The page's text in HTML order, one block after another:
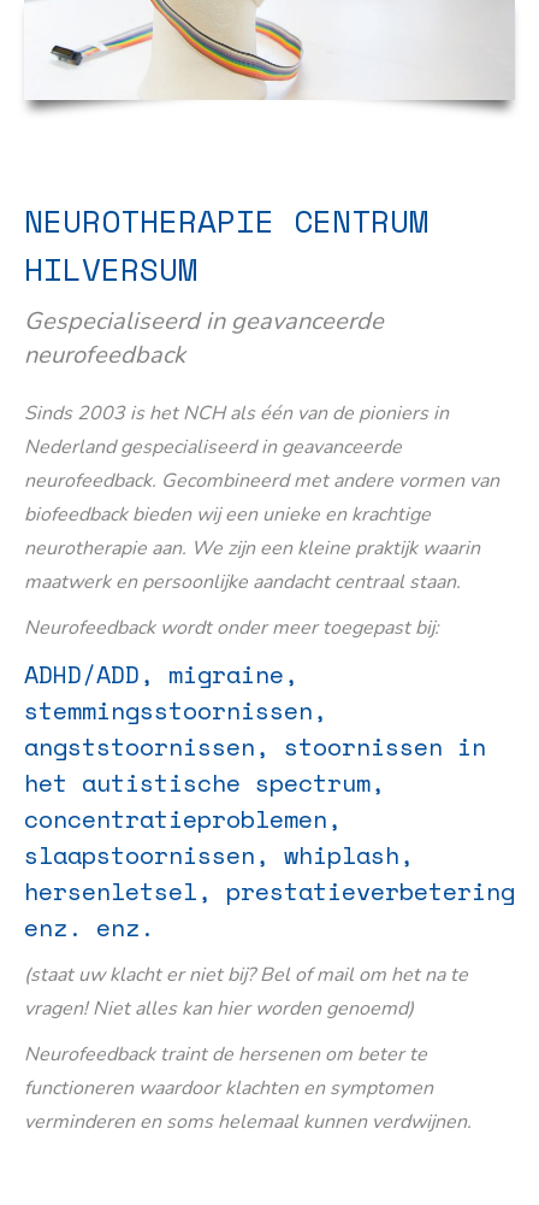
NEUROTHERAPIE CENTRUM
HILVERSUM
Gespecialiseerd in geavanceerde
neurofeedback
Sinds 2003 is het NCH als één van de pioniers in
Nederland gespecialiseerd in geavanceerde
neurofeedback. Gecombineerd met andere vormen van
biofeedback bieden wij een unieke en krachtige
neurotherapie aan. We zijn een kleine praktijk waarin
maatwerk en persoonlijke aandacht centraal staan.
Neurofeedback wordt onder meer toegepast bij:
ADHD/ADD, migraine,
stemmingsstoornissen,
angststoornissen, stoornissen in
het autistische spectrum,
concentratieproblemen,
slaapstoornissen, whiplash,
hersenletsel, prestatieverbetering
enz. enz.
(staat uw klacht er niet bij? Bel of mail om het na te
vragen! Niet alles kan hier worden genoemd)
Neurofeedback traint de hersenen om beter te
functioneren waardoor klachten en symptomen
verminderen en soms helemaal kunnen verdwijnen.